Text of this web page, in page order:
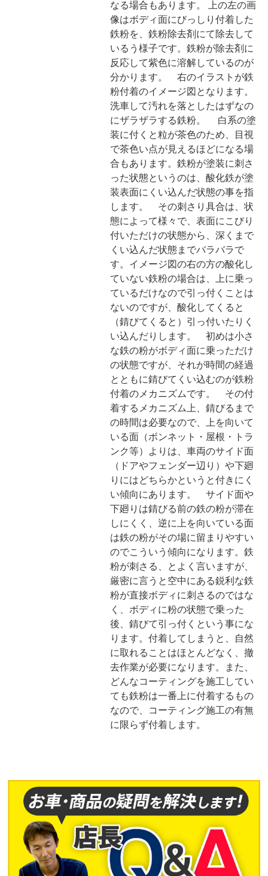
なる場合もあります。 上の左の画
像はボディ面にびっしり付着した
鉄粉を、鉄粉除去剤にて除去して
いるう様子です。鉄粉が除去剤に
反応して紫色に溶解しているのが
分かります。 右のイラストが鉄
粉付着のイメージ図となります。
洗車して汚れを落としたはずなの
にザラザラする鉄粉。 白系の塗
装に付くと粒が茶色のため、目視
で茶色い点が見えるほどになる場
合もあります。鉄粉が塗装に刺さ
った状態というのは、酸化鉄が塗
装表面にくい込んだ状態の事を指
します。 その刺さり具合は、状
態によって様々で、表面にこびり
付いただけの状態から、深くまで
くい込んだ状態までバラバラで
す。イメージ図の右の方の酸化し
ていない鉄粉の場合は、上に乗っ
ているだけなので引っ付くことは
ないのですが、酸化してくると
（錆びてくると）引っ付いたりく
い込んだりします。 初めは小さ
な鉄の粉がボディ面に乗っただけ
の状態ですが、それが時間の経過
とともに錆びてくい込むのが鉄粉
付着のメカニズムです。 その付
着するメカニズム上、錆びるまで
の時間は必要なので、上を向いて
いる面（ボンネット・屋根・トラ
ンク等）よりは、車両のサイド面
（ドアやフェンダー辺り）や下廻
りにはどちらかというと付きにく
い傾向にあります。 サイド面や
下廻りは錆びる前の鉄の粉が滞在
しにくく、逆に上を向いている面
は鉄の粉がその場に留まりやすい
のでこういう傾向になります。鉄
粉が刺さる、とよく言いますが、
厳密に言うと空中にある鋭利な鉄
粉が直接ボディに刺さるのではな
く、ボディに粉の状態で乗った
後、錆びて引っ付くという事にな
ります。付着してしまうと、自然
に取れることはほとんどなく、撤
去作業が必要になります。また、
どんなコーティングを施工してい
ても鉄粉は一番上に付着するもの
なので、コーティング施工の有無
に限らず付着します。